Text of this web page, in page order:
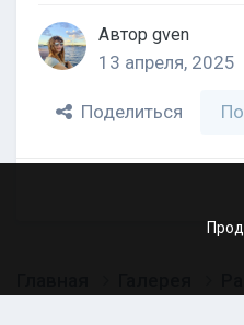
Автор gven
13 апреля, 2025
Поделиться